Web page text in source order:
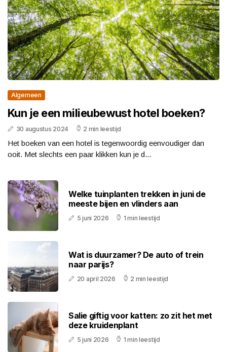
Algemeen
Kun je een milieubewust hotel boeken?
30 augustus 2024 2 min leestijd
Het boeken van een hotel is tegenwoordig eenvoudiger dan
ooit. Met slechts een paar klikken kun je d...
Welke tuinplanten trekken in juni de
meeste bijen en vlinders aan
5 juni 2026 1 min leestijd
Wat is duurzamer? De auto of trein
naar parijs?
20 april 2026 2 min leestijd
Salie giftig voor katten: zo zit het met
deze kruidenplant
5 juni 2026 1 min leestijd